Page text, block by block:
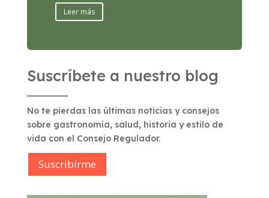
Leer más
Suscríbete a nuestro blog
No te pierdas las últimas noticias y consejos
sobre gastronomía, salud, historia y estilo de
vida con el Consejo Regulador.
Suscribírme